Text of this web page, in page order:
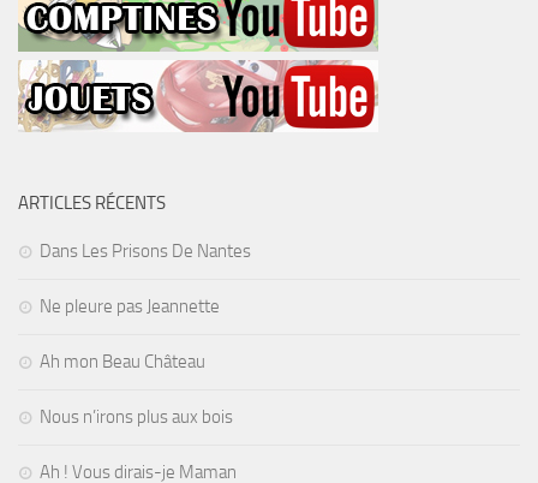
ARTICLES RÉCENTS
Dans Les Prisons De Nantes
Ne pleure pas Jeannette
Ah mon Beau Château
Nous n’irons plus aux bois
Ah ! Vous dirais-je Maman